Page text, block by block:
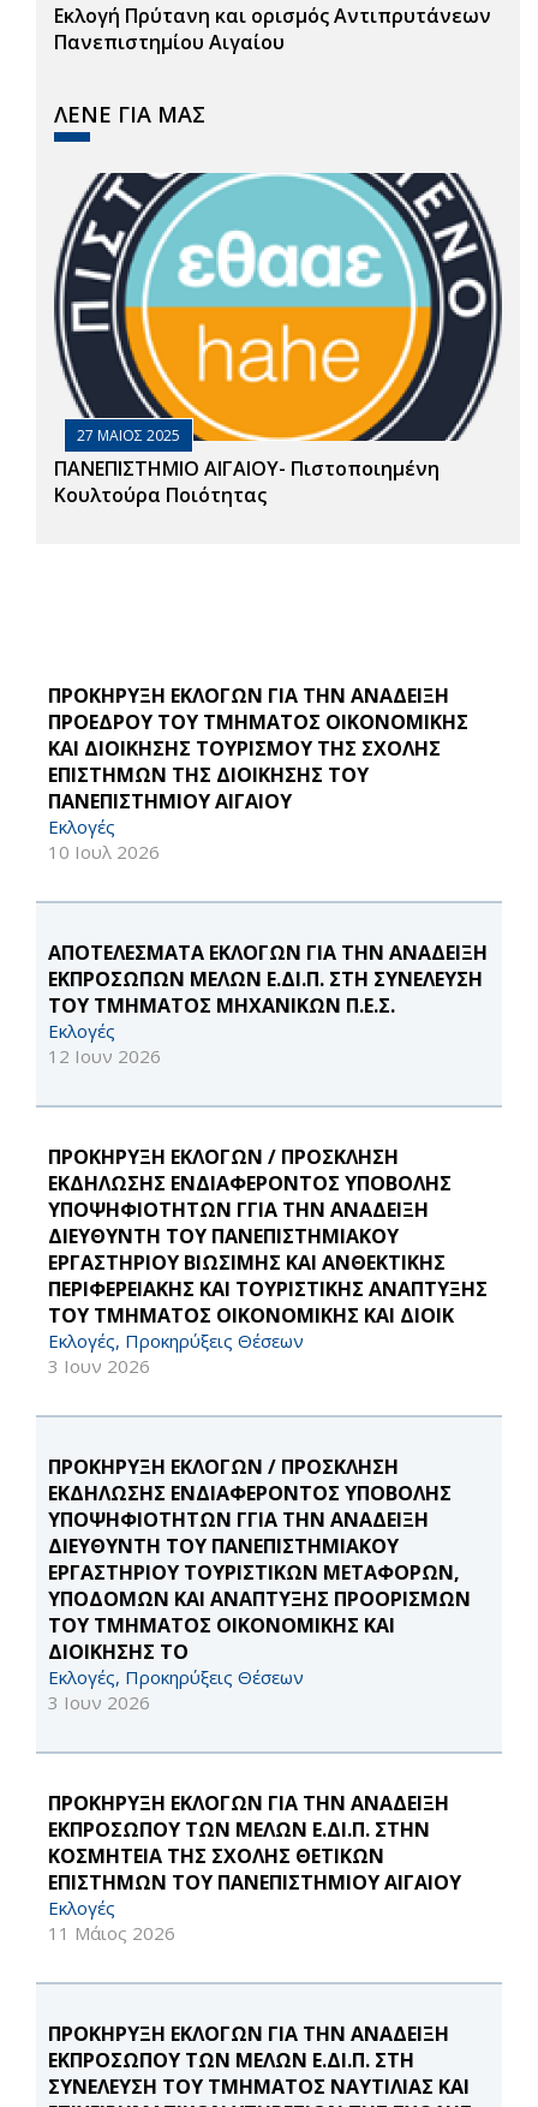
Εκλογή Πρύτανη και ορισμός Αντιπρυτάνεων
Πανεπιστημίου Αιγαίου
ΛΕΝΕ ΓΙΑ ΜΑΣ
27 ΜΑΙΟΣ 2025
ΠΑΝΕΠΙΣΤΗΜΙΟ ΑΙΓΑΙΟΥ- Πιστοποιημένη
Κουλτούρα Ποιότητας
ΠΡΟΚΗΡΥΞΗ ΕΚΛΟΓΩΝ ΓΙΑ ΤΗΝ ΑΝΑΔΕΙΞΗ
ΠΡΟΕΔΡΟΥ ΤΟΥ ΤΜΗΜΑΤΟΣ ΟΙΚΟΝΟΜΙΚΗΣ
ΚΑΙ ΔΙΟΙΚΗΣΗΣ ΤΟΥΡΙΣΜΟΥ ΤΗΣ ΣΧΟΛΗΣ
ΕΠΙΣΤΗΜΩΝ ΤΗΣ ΔΙΟΙΚΗΣΗΣ ΤΟΥ
ΠΑΝΕΠΙΣΤΗΜΙΟΥ ΑΙΓΑΙΟΥ
Εκλογές
10 Ιουλ 2026
ΑΠΟΤΕΛΕΣΜΑΤΑ ΕΚΛΟΓΩΝ ΓΙΑ ΤΗΝ ΑΝΑΔΕΙΞΗ
ΕΚΠΡΟΣΩΠΩΝ ΜΕΛΩΝ Ε.ΔΙ.Π. ΣΤΗ ΣΥΝΕΛΕΥΣΗ
ΤΟΥ ΤΜΗΜΑΤΟΣ ΜΗΧΑΝΙΚΩΝ Π.Ε.Σ.
Εκλογές
12 Ιουν 2026
ΠΡΟΚΗΡΥΞΗ ΕΚΛΟΓΩΝ / ΠΡΟΣΚΛΗΣΗ
ΕΚΔΗΛΩΣΗΣ ΕΝΔΙΑΦΕΡΟΝΤΟΣ ΥΠΟΒΟΛΗΣ
ΥΠΟΨΗΦΙΟΤΗΤΩΝ ΓΓΙΑ ΤΗΝ ΑΝΑΔΕΙΞΗ
ΔΙΕΥΘΥΝΤΗ ΤΟΥ ΠΑΝΕΠΙΣΤΗΜΙΑΚΟΥ
ΕΡΓΑΣΤΗΡΙΟΥ ΒΙΩΣΙΜΗΣ ΚΑΙ ΑΝΘΕΚΤΙΚΗΣ
ΠΕΡΙΦΕΡΕΙΑΚΗΣ ΚΑΙ ΤΟΥΡΙΣΤΙΚΗΣ ΑΝΑΠΤΥΞΗΣ
ΤΟΥ ΤΜΗΜΑΤΟΣ ΟΙΚΟΝΟΜΙΚΗΣ ΚΑΙ ΔΙΟΙΚ
Εκλογές, Προκηρύξεις Θέσεων
3 Ιουν 2026
ΠΡΟΚΗΡΥΞΗ ΕΚΛΟΓΩΝ / ΠΡΟΣΚΛΗΣΗ
ΕΚΔΗΛΩΣΗΣ ΕΝΔΙΑΦΕΡΟΝΤΟΣ ΥΠΟΒΟΛΗΣ
ΥΠΟΨΗΦΙΟΤΗΤΩΝ ΓΓΙΑ ΤΗΝ ΑΝΑΔΕΙΞΗ
ΔΙΕΥΘΥΝΤΗ ΤΟΥ ΠΑΝΕΠΙΣΤΗΜΙΑΚΟΥ
ΕΡΓΑΣΤΗΡΙΟΥ ΤΟΥΡΙΣΤΙΚΩΝ ΜΕΤΑΦΟΡΩΝ,
ΥΠΟΔΟΜΩΝ ΚΑΙ ΑΝΑΠΤΥΞΗΣ ΠΡΟΟΡΙΣΜΩΝ
ΤΟΥ ΤΜΗΜΑΤΟΣ ΟΙΚΟΝΟΜΙΚΗΣ ΚΑΙ
ΔΙΟΙΚΗΣΗΣ ΤΟ
Εκλογές, Προκηρύξεις Θέσεων
3 Ιουν 2026
ΠΡΟΚΗΡΥΞΗ ΕΚΛΟΓΩΝ ΓΙΑ ΤΗΝ ΑΝΑΔΕΙΞΗ
ΕΚΠΡΟΣΩΠΟΥ ΤΩΝ ΜΕΛΩΝ Ε.ΔΙ.Π. ΣΤΗΝ
ΚΟΣΜΗΤΕΙΑ ΤΗΣ ΣΧΟΛΗΣ ΘΕΤΙΚΩΝ
ΕΠΙΣΤΗΜΩΝ ΤΟΥ ΠΑΝΕΠΙΣΤΗΜΙΟΥ ΑΙΓΑΙΟΥ
Εκλογές
11 Μάιος 2026
ΠΡΟΚΗΡΥΞΗ ΕΚΛΟΓΩΝ ΓΙΑ ΤΗΝ ΑΝΑΔΕΙΞΗ
ΕΚΠΡΟΣΩΠΟΥ ΤΩΝ ΜΕΛΩΝ Ε.ΔΙ.Π. ΣΤΗ
ΣΥΝΕΛΕΥΣΗ ΤΟΥ ΤΜΗΜΑΤΟΣ ΝΑΥΤΙΛΙΑΣ ΚΑΙ